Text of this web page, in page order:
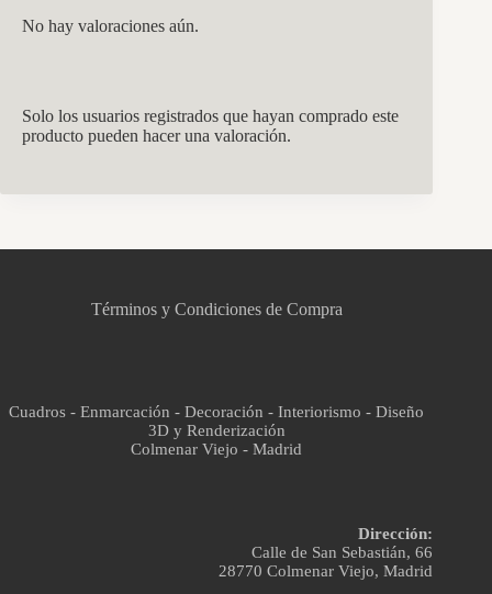
No hay valoraciones aún.
Solo los usuarios registrados que hayan comprado este
producto pueden hacer una valoración.
Términos y Condiciones de Compra
Cuadros - Enmarcación - Decoración - Interiorismo - Diseño
3D y Renderización
Colmenar Viejo - Madrid
Dirección:
Calle de San Sebastián, 66
28770 Colmenar Viejo, Madrid
Asistente virtual · En línea